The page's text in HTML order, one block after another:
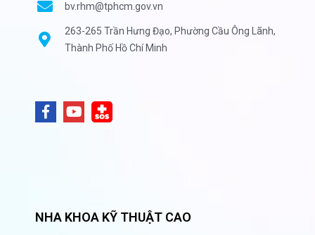
bv.rhm@tphcm.gov.vn
263-265 Trần Hưng Đạo, Phường Cầu Ông Lãnh,
Thành Phố Hồ Chí Minh
NHA KHOA KỸ THUẬT CAO